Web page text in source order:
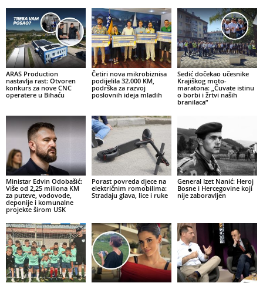
ARAS Production
nastavlja rast: Otvoren
konkurs za nove CNC
operatere u Bihaću
Četiri nova mikrobiznisa
podijelila 32.000 KM,
podrška za razvoj
poslovnih ideja mladih
Sedić dočekao učesnike
Krajiškog moto-
maratona: „Čuvate istinu
o borbi i žrtvi naših
branilaca“
Ministar Edvin Odobašić:
Više od 2,25 miliona KM
za puteve, vodovode,
deponije i komunalne
projekte širom USK
Porast povreda djece na
električnim romobilima:
Stradaju glava, lice i ruke
General Izet Nanić: Heroj
Bosne i Hercegovine koji
nije zaboravljen